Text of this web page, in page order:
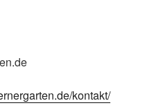
kontakt/